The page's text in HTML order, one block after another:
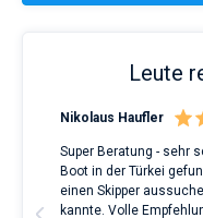
Leute
Nikolaus Haufler
Super Beratung - sehr
Boot in der Türkei
einen Skipper
kannte. Volle